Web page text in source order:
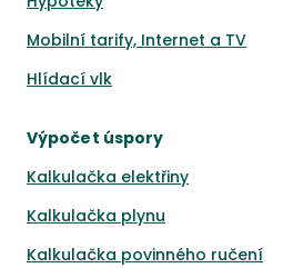
Mobilní tarify, Internet a TV
Hlídací vlk
Výpočet úspory
Kalkulačka elektřiny
Kalkulačka plynu
Kalkulačka povinného ručení